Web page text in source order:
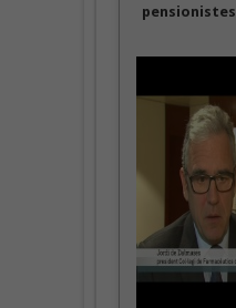
pensionistes